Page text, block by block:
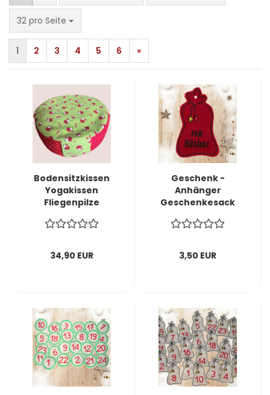
32 pro Seite
pro Seite
1 2 3 4 5 6 »
Bodensitzkissen
Yogakissen
Fliegenpilze
34,90 EUR
Geschenk -
Anhänger
Geschenkesack
Wollfilz
3,50 EUR